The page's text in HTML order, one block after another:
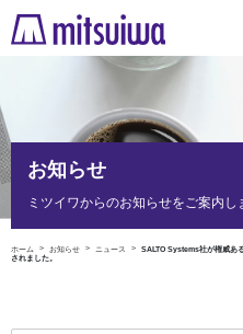
ホーム お知らせ ニュース
SALTO Systems社が権威あ
されました。
お知らせ
ミツイワからのお知らせをご案内し